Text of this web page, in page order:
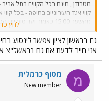
מטרודן , חינם בכל הקווים בתל אביב
קווי אגד העירוניים בחיפה - בכל
מהשער 15:00 כאמור ועד
בתשלום בכל שעות היממה.
לכולם נסיעה טובה ומהנה!
לחץ
גם בראשון לציון אפשר לינסוע
אני חייב לדעת אם גם בראשל"צ
מ מסוף כרמלית
New member